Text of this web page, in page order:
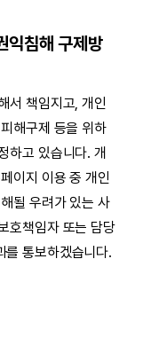
익침해 구제방
서 책임지고, 개인
해구제 등을 위하
하고 있습니다. 개
이지 이용 중 개인
될 우려가 있는 사
호책임자 또는 담당
를 통보하겠습니다.